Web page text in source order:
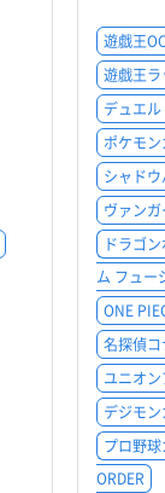
遊戯王
遊戯王
デュエ
ポケモ
シャド
ヴァンガ
ドラゴ
ム フュー
ONE
名探偵
ユニオ
デジモ
プロ野
ORDER